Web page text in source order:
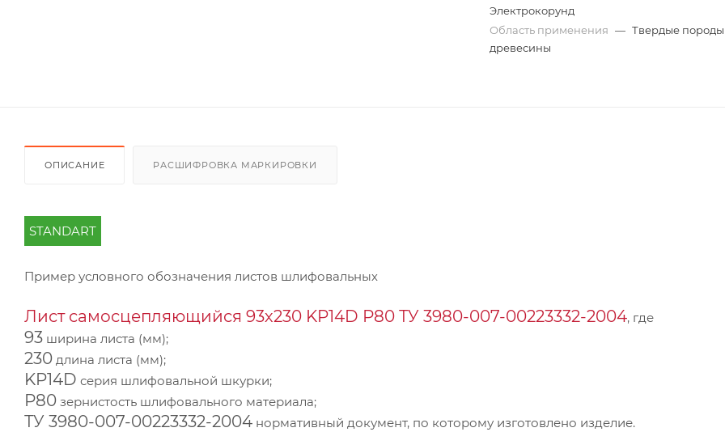
Электрокорунд
Область применения — Твердые породы
древесины
ОПИСАНИЕ РАСШИФРОВКА МАРКИРОВКИ
STANDART
Пример условного обозначения листов шлифовальных
Лист самосцепляющийся 93х230 KP14D Р80 ТУ 3980-007-00223332-2004, где
93 ширина листа (мм);
230 длина листа (мм);
KP14D серия шлифовальной шкурки;
Р80 зернистость шлифовального материала;
ТУ 3980-007-00223332-2004 нормативный документ, по которому изготовлено изделие.